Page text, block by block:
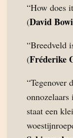
“How does
(David
“Breedveld
(Fréderike
“Tegenover
staat een